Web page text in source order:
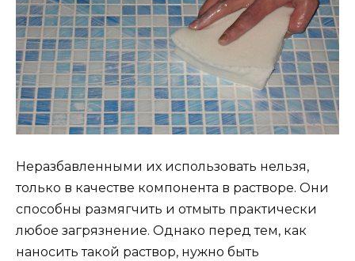
Неразбавленными их использовать нельзя,
только в качестве компонента в растворе. Они
способны размягчить и отмыть практически
любое загрязнение. Однако перед тем, как
наносить такой раствор, нужно быть